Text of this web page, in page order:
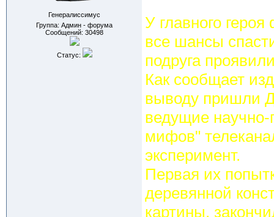
Генералиссимус
Группа: Админ - форума
Сообщений: 30498
Статус:
У главного
все шансы
подруга
Как сообщает
выводу пришли
ведущие
мифов"
эксперимент.
Первая их
деревянной
картины,